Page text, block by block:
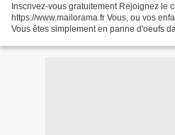
Inscrivez-vous gratuitement Rejoignez le
https://www.mailorama.fr Vous, ou vos
Vous êtes simplement en panne d'oeufs